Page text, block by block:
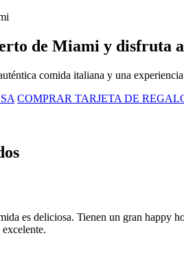
de Miami y disfruta
comida italiana y una
COMPRAR TARJETA DE
es deliciosa. Tienen un gran happy